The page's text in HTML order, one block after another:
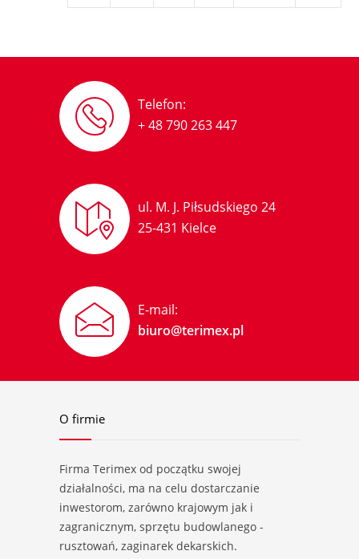
Telefon:
+ 48 790 263 447
ul. M. J. Piłsudskiego 24
25-431 Kielce
E-mail:
biuro@terimex.pl
O firmie
Firma Terimex od początku swojej
działalności, ma na celu dostarczanie
inwestorom, zarówno krajowym jak i
zagranicznym, sprzętu budowlanego -
rusztowań, zaginarek dekarskich.